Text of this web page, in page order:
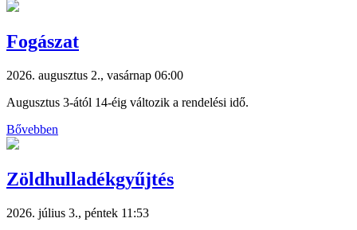
Fogászat
2026. augusztus 2., vasárnap 06:00
Augusztus 3-ától 14-éig változik a rendelési idő.
Bővebben
Zöldhulladékgyűjtés
2026. július 3., péntek 11:53